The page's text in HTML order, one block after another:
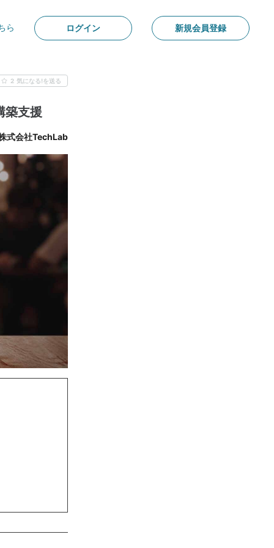
ら ログイン 新規会員登録
2 気になる!を送る
築支援
式会社TechLab